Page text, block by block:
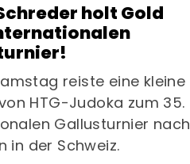
holt Gold
reiste eine kleine
HTG-Judoka zum 35.
Gallusturnier nach
in der Schweiz.